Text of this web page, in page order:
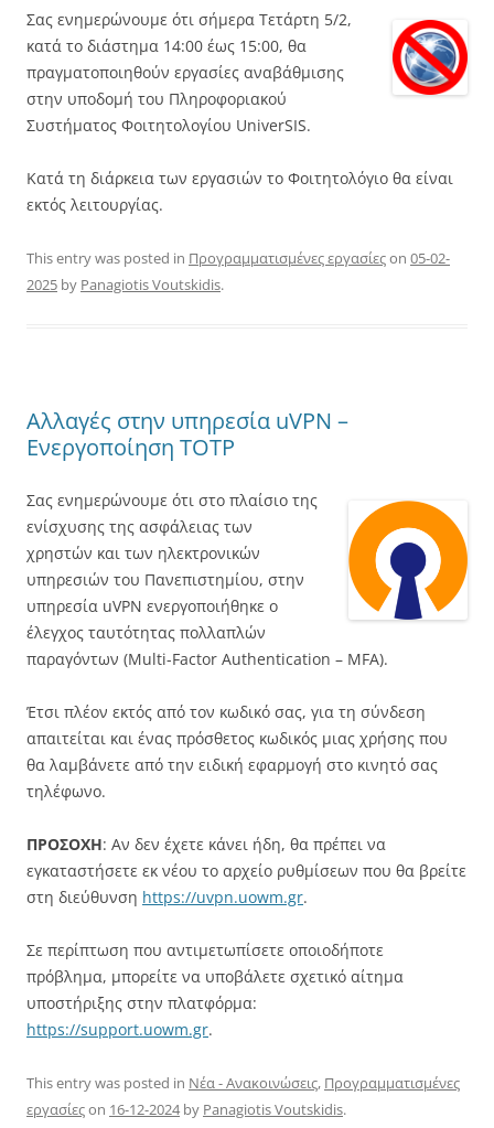
Σας ενημερώνουμε ότι σήμερα Τετάρτη 5/2,
κατά το διάστημα 14:00 έως 15:00, θα
πραγματοποιηθούν εργασίες αναβάθμισης
στην υποδομή του Πληροφοριακού
Συστήματος Φοιτητολογίου UniverSIS.
Κατά τη διάρκεια των εργασιών το Φοιτητολόγιο θα είναι
εκτός λειτουργίας.
This entry was posted in Προγραμματισμένες εργασίεςon 05-02-
2025 by Panagiotis Voutskidis.
Αλλαγές στην υπηρεσία uVPN –
Ενεργοποίηση TOTP
Σας ενημερώνουμε ότι στο πλαίσιο της
ενίσχυσης της ασφάλειας των
χρηστών και των ηλεκτρονικών
υπηρεσιών του Πανεπιστημίου, στην
υπηρεσία uVPN ενεργοποιήθηκε ο
έλεγχος ταυτότητας πολλαπλών
παραγόντων (Multi-Factor Authentication – MFA).
Έτσι πλέον εκτός από τον κωδικό σας, για τη σύνδεση
απαιτείται και ένας πρόσθετος κωδικός μιας χρήσης που
θα λαμβάνετε από την ειδική εφαρμογή στο κινητό σας
τηλέφωνο.
ΠΡΟΣΟΧΗ: Αν δεν έχετε κάνει ήδη, θα πρέπει να
εγκαταστήσετε εκ νέου το αρχείο ρυθμίσεων που θα βρείτε
στη διεύθυνση https://uvpn.uowm.gr.
Σε περίπτωση που αντιμετωπίσετε οποιοδήποτε
πρόβλημα, μπορείτε να υποβάλετε σχετικό αίτημα
υποστήριξης στην πλατφόρμα:
https://support.uowm.gr.
This entry was posted in Νέα - Ανακοινώσεις, Προγραμματισμένες
εργασίεςon 16-12-2024by Panagiotis Voutskidis.